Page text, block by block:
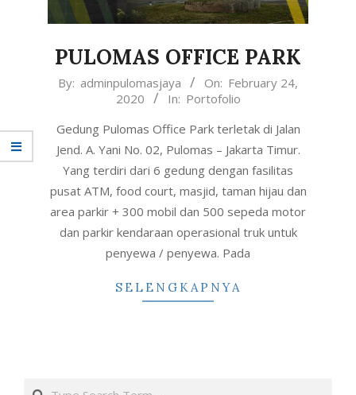
PULOMAS OFFICE PARK
2020-
By: adminpulomasjaya On: February 24,
2020
In: Portofolio
Gedung Pulomas Office Park terletak di Jalan
Jend. A. Yani No. 02, Pulomas – Jakarta Timur.
Yang terdiri dari 6 gedung dengan fasilitas
pusat ATM, food court, masjid, taman hijau dan
area parkir + 300 mobil dan 500 sepeda motor
dan parkir kendaraan operasional truk untuk
penyewa / penyewa. Pada
SELENGKAPNYA
Search